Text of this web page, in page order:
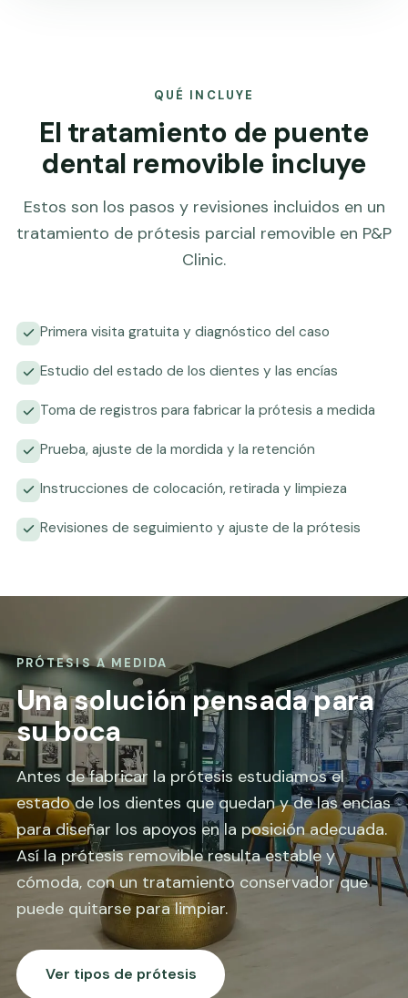
QUÉ INCLUYE
El tratamiento de puente
dental removible incluye
Estos son los pasos y revisiones incluidos en un
tratamiento de prótesis parcial removible en P&P
Clinic.
Primera visita gratuita y diagnóstico del caso
Estudio del estado de los dientes y las encías
Toma de registros para fabricar la prótesis a medida
Prueba, ajuste de la mordida y la retención
Instrucciones de colocación, retirada y limpieza
Revisiones de seguimiento y ajuste de la prótesis
PRÓTESIS A MEDIDA
Una solución pensada para
su boca
Antes de fabricar la prótesis estudiamos el
estado de los dientes que quedan y de las encías
para diseñar los apoyos en la posición adecuada.
Así la prótesis removible resulta estable y
cómoda, con un tratamiento conservador que
puede quitarse para limpiar.
Ver tipos de prótesis